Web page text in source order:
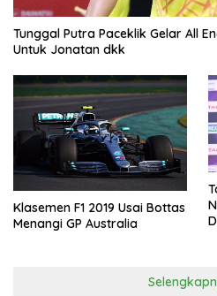
Tunggal Putra Paceklik Gelar All
Untuk Jonatan dkk
Klasemen F1 2019 Usai Bottas
Menangi GP Australia